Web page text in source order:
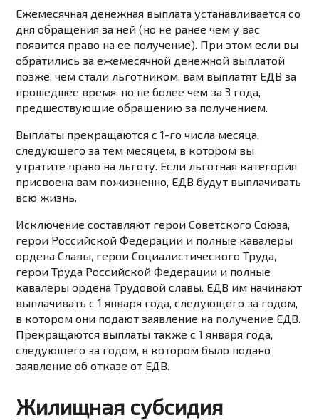
Ежемесячная денежная выплата устанавливается со
дня обращения за ней (но не ранее чем у вас
появится право на ее получение). При этом если вы
обратились за ежемесячной денежной выплатой
позже, чем стали льготником, вам выплатят ЕДВ за
прошедшее время, но не более чем за 3 года,
предшествующие обращению за получением.
Выплаты прекращаются с 1-го числа месяца,
следующего за тем месяцем, в котором вы
утратите право на льготу. Если льготная категория
присвоена вам пожизненно, ЕДВ будут выплачивать
всю жизнь.
Исключение составляют герои Советского Союза,
герои Российской Федерации и полные кавалеры
ордена Славы, герои Социалистического Труда,
герои Труда Российской Федерации и полные
кавалеры ордена Трудовой славы. ЕДВ им начинают
выплачивать с 1 января года, следующего за годом,
в котором они подают заявление на получение ЕДВ.
Прекращаются выплаты также с 1 января года,
следующего за годом, в котором было подано
заявление об отказе от ЕДВ.
Жилищная субсидия